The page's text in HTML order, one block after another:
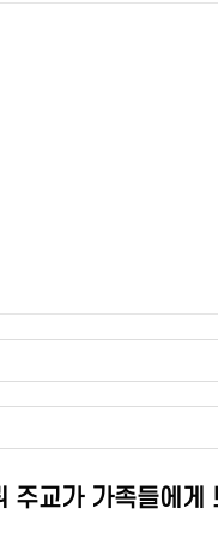
교가 가족들에게